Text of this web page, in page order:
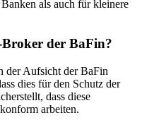
als auch für kleinere
der BaFin?
der Aufsicht der ⁤BaFin
‍dies für den Schutz der
dass diese
arbeiten.